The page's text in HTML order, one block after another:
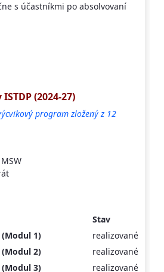
s účastníkmi po absolvovaní
(2024-27)
program zložený z 12
Stav
(Modul 1)
realizované
(Modul 2)
realizované
(Modul 3)
realizované